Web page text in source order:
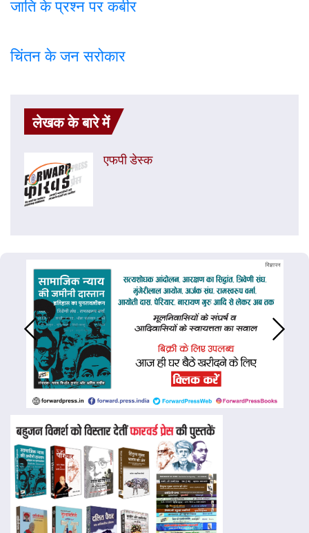
जाति के प्रश्न पर कबीर
चिंतन के जन सरोकार
लेखक के बारे में
एफपी डेस्‍क